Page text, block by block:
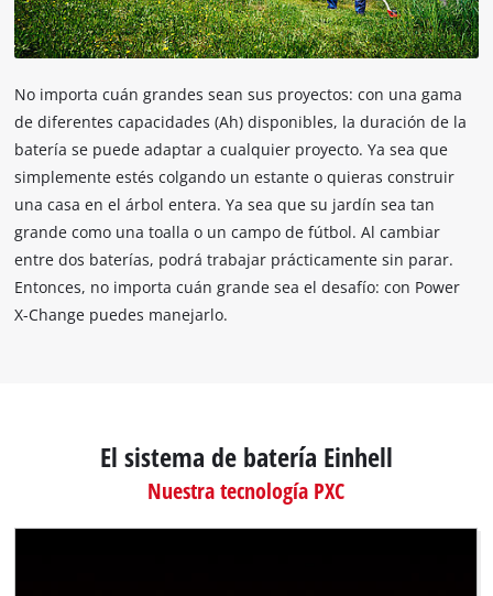
No importa cuán grandes sean sus proyectos: con una gama
de diferentes capacidades (Ah) disponibles, la duración de la
batería se puede adaptar a cualquier proyecto. Ya sea que
simplemente estés colgando un estante o quieras construir
una casa en el árbol entera. Ya sea que su jardín sea tan
grande como una toalla o un campo de fútbol. Al cambiar
entre dos baterías, podrá trabajar prácticamente sin parar.
Entonces, no importa cuán grande sea el desafío: con Power
X-Change puedes manejarlo.
El sistema de batería Einhell
Nuestra tecnología PXC